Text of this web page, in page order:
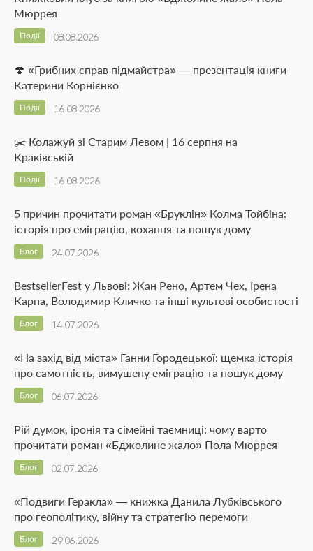
Мюррея
08.08.2026
Події
🍄 «Грибних справ підмайстра» — презентація книги
Катерини Корнієнко
16.08.2026
Події
✂️ Колажуй зі Старим Левом | 16 серпня на
Краківській
16.08.2026
Події
5 причин прочитати роман «Бруклін» Колма Тойбіна:
історія про еміграцію, кохання та пошук дому
24.07.2026
Блог
BestsellerFest у Львові: Жан Рено, Артем Чех, Ірена
Карпа, Володимир Кличко та інші культові особистості
14.07.2026
Блог
«На захід від міста» Ганни Городецької: щемка історія
про самотність, вимушену еміграцію та пошук дому
06.07.2026
Блог
Рій думок, іронія та сімейні таємниці: чому варто
прочитати роман «Бджолине жало» Пола Мюррея
02.07.2026
Блог
«Подвиги Геракла» — книжка Данила Лубківського
про геополітику, війну та стратегію перемоги
29.06.2026
Блог